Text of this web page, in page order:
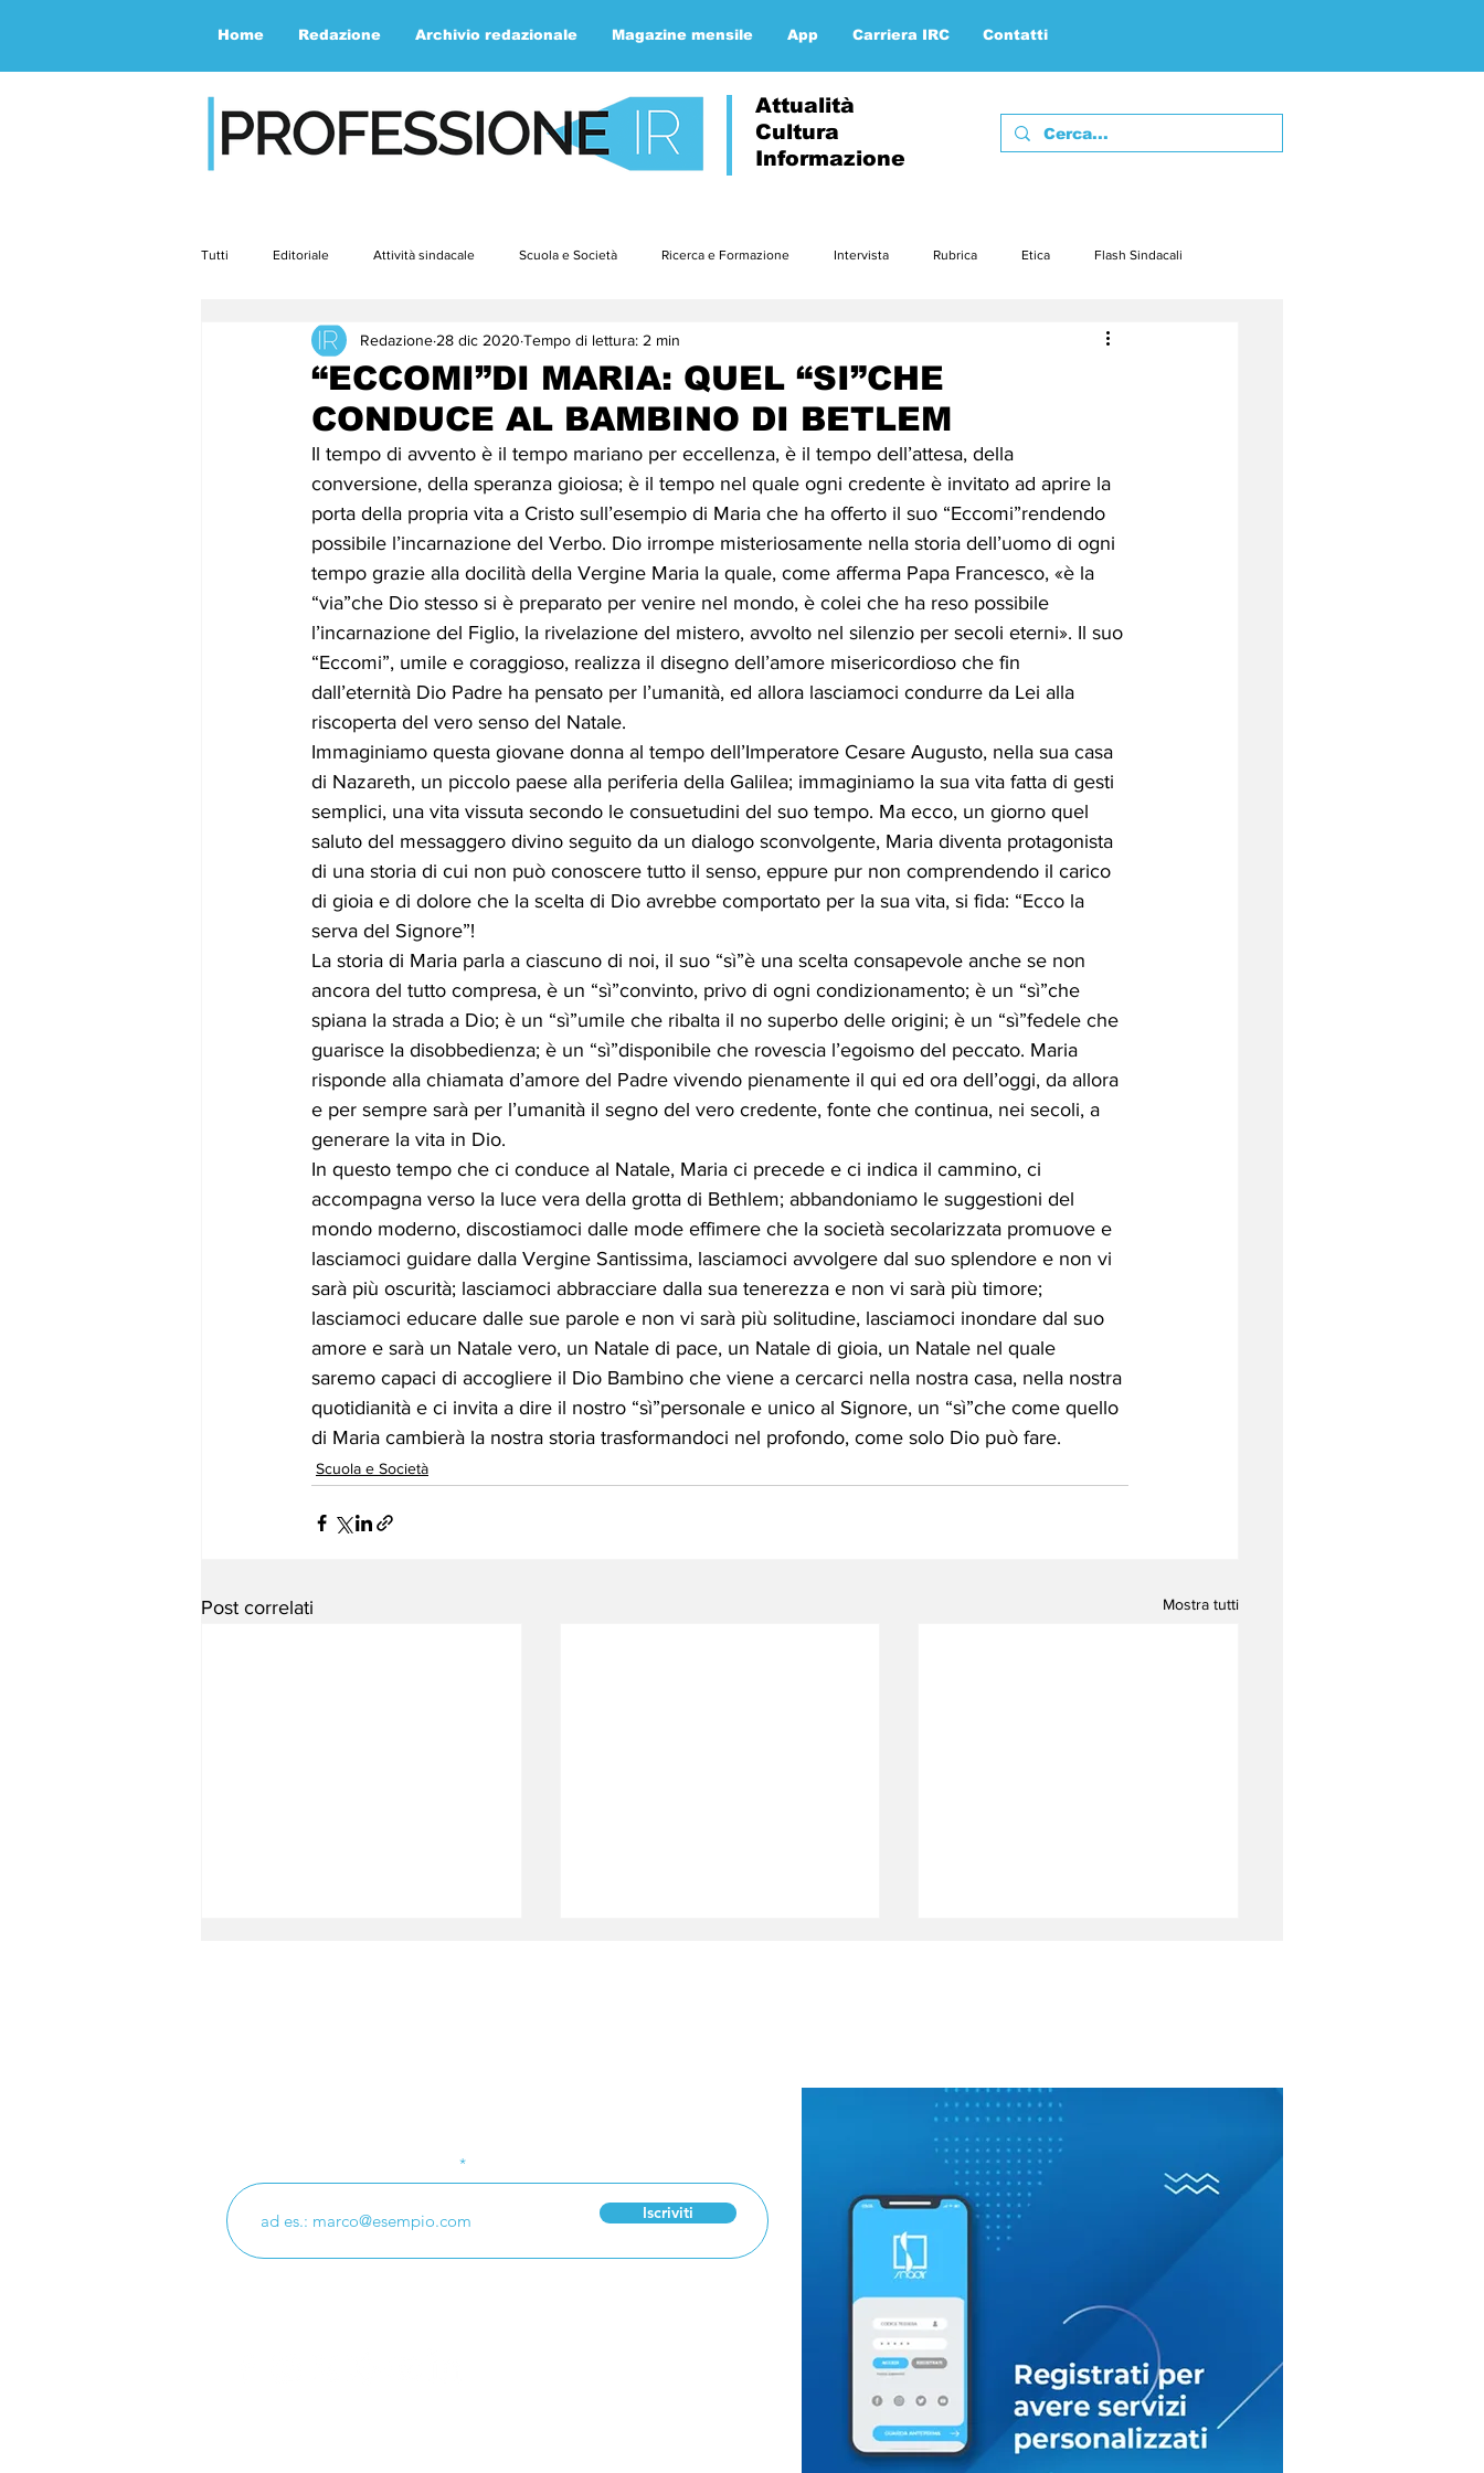
Home Redazione Archivio redazionale Magazine mensile App Carriera IRC Contatti
Attualità
Cultura
Informazione
Tutti Editoriale Attività sindacale Scuola e Società Ricerca e Formazione Intervista Rubrica Etica Flash Sindacali
Contemporaneità Speciale Approfondimenti Parola ai lettori
maggio23 giugno23 luglio23 agosto23 settembre23 ottobre23
febbraio24 marzo24 aprile24 maggio24
“ECCOMI”DI MARIA: QUEL “SI”CHE
CONDUCE AL BAMBINO DI BETLEM
Redazione 28 dic 2020 Tempo di lettura: 2 min
Il tempo di avvento è il tempo mariano per eccellenza, è il tempo dell’attesa, della
conversione, della speranza gioiosa; è il tempo nel quale ogni credente è invitato ad aprire la
porta della propria vita a Cristo sull’esempio di Maria che ha offerto il suo “Eccomi”rendendo
possibile l’incarnazione del Verbo. Dio irrompe misteriosamente nella storia dell’uomo di ogni
tempo grazie alla docilità della Vergine Maria la quale, come afferma Papa Francesco, «è la
“via”che Dio stesso si è preparato per venire nel mondo, è colei che ha reso possibile
l’incarnazione del Figlio, la rivelazione del mistero, avvolto nel silenzio per secoli eterni». Il suo
“Eccomi”, umile e coraggioso, realizza il disegno dell’amore misericordioso che fin
dall’eternità Dio Padre ha pensato per l’umanità, ed allora lasciamoci condurre da Lei alla
riscoperta del vero senso del Natale.
Immaginiamo questa giovane donna al tempo dell’Imperatore Cesare Augusto, nella sua casa
di Nazareth, un piccolo paese alla periferia della Galilea; immaginiamo la sua vita fatta di gesti
semplici, una vita vissuta secondo le consuetudini del suo tempo. Ma ecco, un giorno quel
saluto del messaggero divino seguito da un dialogo sconvolgente, Maria diventa protagonista
di una storia di cui non può conoscere tutto il senso, eppure pur non comprendendo il carico
di gioia e di dolore che la scelta di Dio avrebbe comportato per la sua vita, si fida: “Ecco la
serva del Signore”!
La storia di Maria parla a ciascuno di noi, il suo “sì”è una scelta consapevole anche se non
ancora del tutto compresa, è un “sì”convinto, privo di ogni condizionamento; è un “sì”che
spiana la strada a Dio; è un “sì”umile che ribalta il no superbo delle origini; è un “sì”fedele che
guarisce la disobbedienza; è un “sì”disponibile che rovescia l’egoismo del peccato. Maria
risponde alla chiamata d’amore del Padre vivendo pienamente il qui ed ora dell’oggi, da allora
e per sempre sarà per l’umanità il segno del vero credente, fonte che continua, nei secoli, a
generare la vita in Dio.
In questo tempo che ci conduce al Natale, Maria ci precede e ci indica il cammino, ci
accompagna verso la luce vera della grotta di Bethlem; abbandoniamo le suggestioni del
mondo moderno, discostiamoci dalle mode effimere che la società secolarizzata promuove e
lasciamoci guidare dalla Vergine Santissima, lasciamoci avvolgere dal suo splendore e non vi
sarà più oscurità; lasciamoci abbracciare dalla sua tenerezza e non vi sarà più timore;
lasciamoci educare dalle sue parole e non vi sarà più solitudine, lasciamoci inondare dal suo
amore e sarà un Natale vero, un Natale di pace, un Natale di gioia, un Natale nel quale
saremo capaci di accogliere il Dio Bambino che viene a cercarci nella nostra casa, nella nostra
quotidianità e ci invita a dire il nostro “sì”personale e unico al Signore, un “sì”che come quello
di Maria cambierà la nostra storia trasformandoci nel profondo, come solo Dio può fare.
Scuola e Società
Post correlati Mostra tutti
insegna a pensare non
insegna pensieri”
metodo e del supporto
emotivo del docente
Ore eccedenti: perché a
luglio-agosto escono dal
cedolino NoiPA (e
quando, invece,
restano…)
Iscriviti